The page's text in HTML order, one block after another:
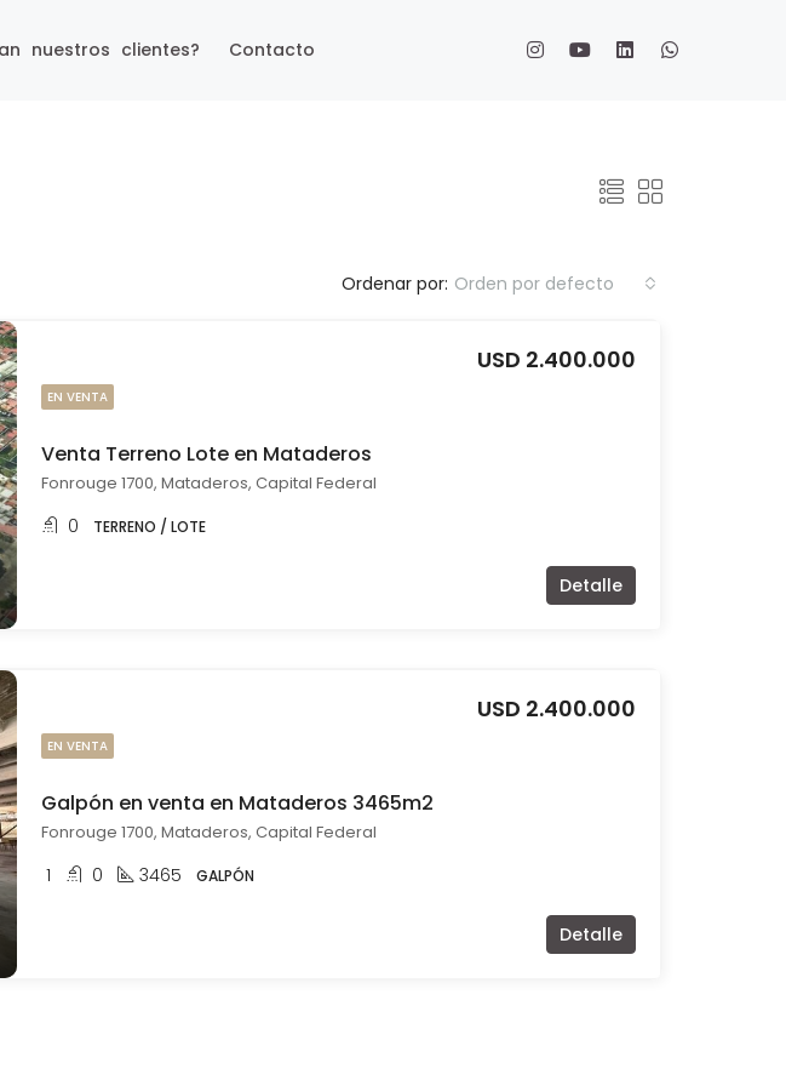
nuestros clientes? Contacto
Ordenar por: Orden por defecto
EN VENTA
Venta Terreno Lote en Mataderos
USD 2.400.000
Fonrouge 1700, Mataderos, Capital Federal
0 TERRENO / LOTE
Detalle
EN VENTA
Galpón en venta en Mataderos 3465m2
USD 2.400.000
Fonrouge 1700, Mataderos, Capital Federal
1 0 3465 GALPÓN
Detalle